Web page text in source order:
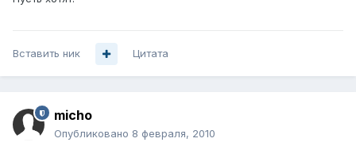
Вставить ник Цитата
micho
Опубликовано 8 февраля, 2010